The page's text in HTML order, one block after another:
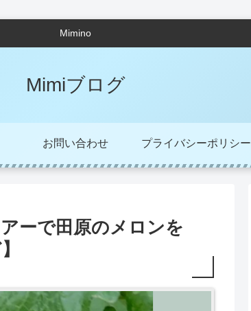
Mimino
Mimiブログ
お問い合わせ プライバシーポリシー
ーで田原のメロンを